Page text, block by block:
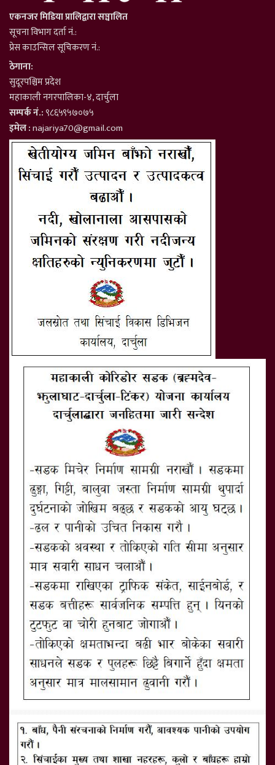
एकनजर मिडिया प्रालिद्वारा सञ्चालित
सूचना विभाग दर्ता नं.:
प्रेस काउन्सिल सूचिकरण नं.:
ठेगाना:
सुदूरपश्चिम प्रदेश
महाकाली नगरपालिका-४, दार्चुला
सम्पर्क नं.:९८६५९५७०७५
इमेल :najariya70@gmail.com